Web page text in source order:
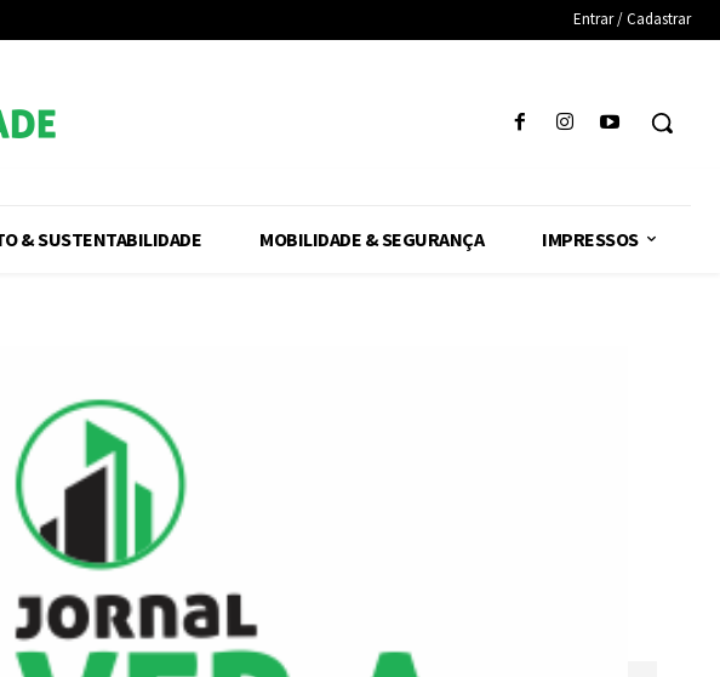
Entrar / Cadastrar
& SUSTENTABILIDADE MOBILIDADE & SEGURANÇA IMPRESSOS